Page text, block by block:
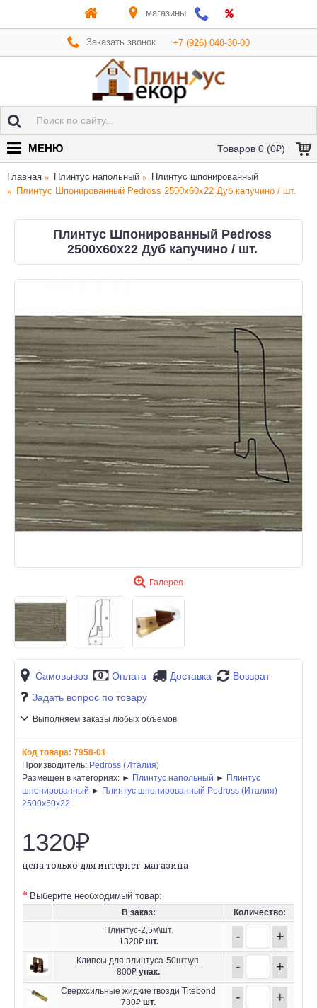
магазины
Заказать звонок +7 (926) 048-30-00
Товаров 0 (0₽)
МЕНЮ
Главная Плинтус напольный
Плинтус шпонированный
Плинтус Шпонированный Pedross 2500х60х22 Дуб капучино / шт.
Плинтус Шпонированный Pedross
2500х60х22 Дуб капучино / шт.
Галерея
Самовывоз Оплата Доставка
Возврат
Задать вопрос по товару
Выполняем заказы любых объемов
Код товара: 7958-01
Производитель: Pedross (Италия)
Размещен в категориях: ► Плинтус напольный ► Плинтус
шпонированный ► Плинтус шпонированный Pedross (Италия)
2500х60х22
1320₽
цена только для интернет-магазина
Выберите необходимый товар:
В заказ:
Количество:
Плинтус-2,5м\шт.
1320₽ шт. - +
Клипсы для плинтуса-50шт\уп.
800₽ упак. - +
Сверхсильные жидкие гвозди Titebond
780₽ шт. - +